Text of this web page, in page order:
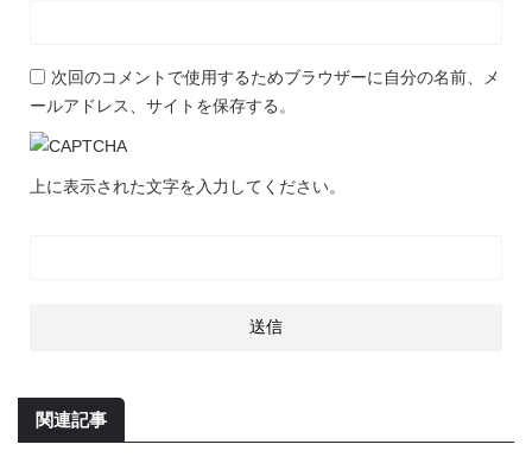
次回のコメントで使用するためブラウザーに自分の名前、メ
ールアドレス、サイトを保存する。
上に表示された文字を入力してください。
関連記事